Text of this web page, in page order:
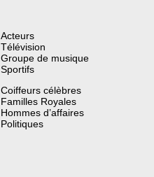
Acteurs
Télévision
Groupe de musique
Sportifs
Coiffeurs célèbres
Familles Royales
Hommes d’affaires
Politiques